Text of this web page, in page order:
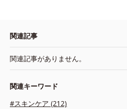
関連記事
関連記事がありません。
関連キーワード
#スキンケア (212)